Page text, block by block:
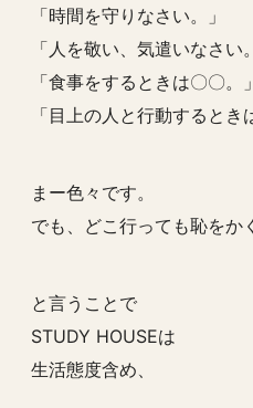
「時間を守りなさい。」
「人を敬い、気遣いなさい
「食事をするときは〇〇。」
「目上の人と行動するとき
まー色々です。
でも、どこ行っても恥をか
と言うことで
STUDY HOUSEは
生活態度含め、